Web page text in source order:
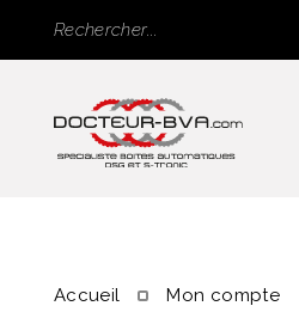
Rechercher
Accueil Mon compte